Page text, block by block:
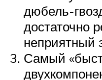
дюбель-
достаточно
неприятный
Самый